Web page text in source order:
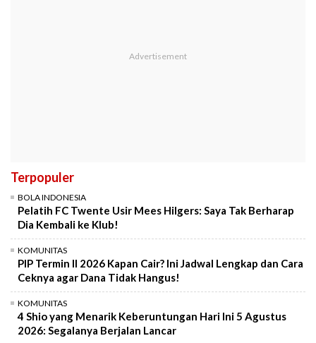
Terpopuler
BOLA INDONESIA
Pelatih FC Twente Usir Mees Hilgers: Saya Tak Berharap
Dia Kembali ke Klub!
KOMUNITAS
PIP Termin II 2026 Kapan Cair? Ini Jadwal Lengkap dan Cara
Ceknya agar Dana Tidak Hangus!
KOMUNITAS
4 Shio yang Menarik Keberuntungan Hari Ini 5 Agustus
2026: Segalanya Berjalan Lancar